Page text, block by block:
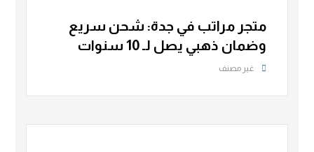
متجر مراتب في جدة: شحن سريع
وضمان ذهبي يصل لـ 10 سنوات
غير مصنف